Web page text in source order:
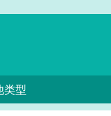
类型